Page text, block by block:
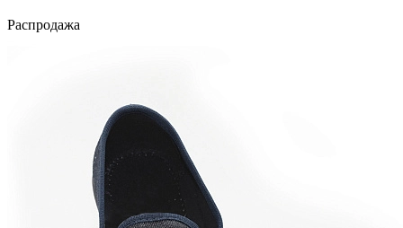
Распродажа